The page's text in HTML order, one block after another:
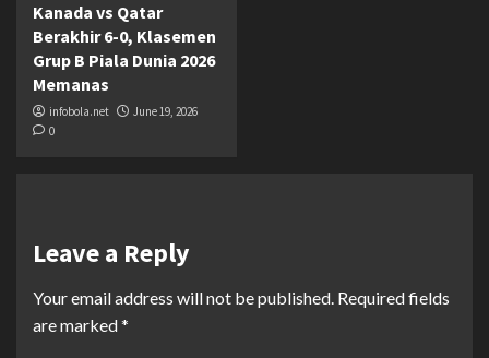
Kanada vs Qatar
Berakhir 6-0, Klasemen
Grup B Piala Dunia 2026
Memanas
infobola.net
June 19, 2026
0
Leave a Reply
Your email address will not be published. Required fields
are marked*